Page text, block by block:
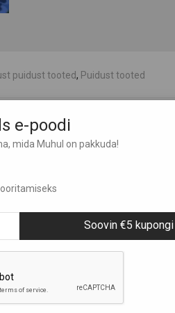
puidust tooted, Puidust tooted
e-poodi
mida Muhul on pakkuda!
Soovin €5 kupongi